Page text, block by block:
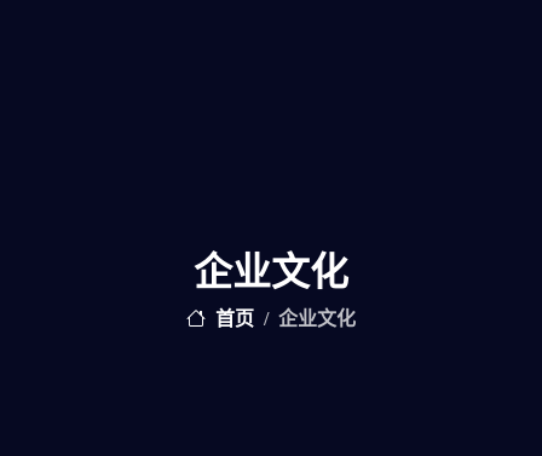
企业文化
首页 企业文化